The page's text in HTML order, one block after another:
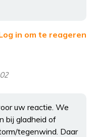
in om te reageren
uw reactie. We
bij gladheid of
tegenwind. Daar